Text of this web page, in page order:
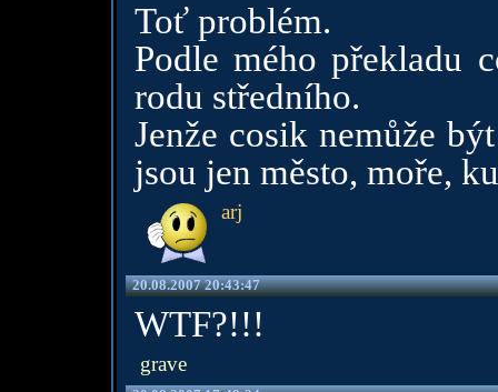
Toť problém.
Podle mého překladu
rodu středního.
Jenže cosik nemůže
jsou jen město, moře,
arj
20.08.2007 20:43:47
WTF?!!!
grave